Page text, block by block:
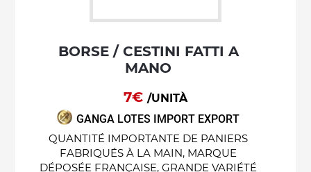
BORSE / CESTINI FATTI A
MANO
7€ /UNITÀ
GANGA LOTES IMPORT EXPORT
QUANTITÉ IMPORTANTE DE PANIERS
FABRIQUÉS À LA MAIN, MARQUE
DÉPOSÉE FRANÇAISE, GRANDE VARIÉTÉ